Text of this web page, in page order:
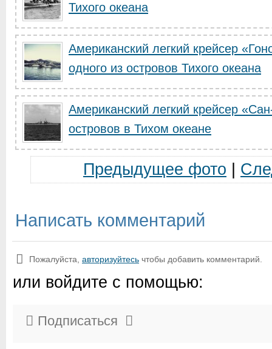
Тихого океана
Американский легкий крейсер
одного из островов Тихого океана
Американский легкий крейсер
островов в Тихом океане
Предыдущее фото
Написать комментарий
Пожалуйста, авторизуйтесь чтобы добавить комментарий.
или войдите с помощью:
Подписаться